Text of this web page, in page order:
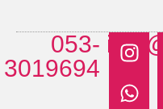
053-
3019694